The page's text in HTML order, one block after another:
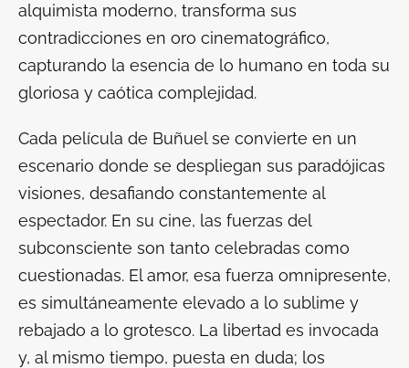
alquimista moderno, transforma sus
contradicciones en oro cinematográfico,
capturando la esencia de lo humano en toda su
gloriosa y caótica complejidad.
Cada película de Buñuel se convierte en un
escenario donde se despliegan sus paradójicas
visiones, desafiando constantemente al
espectador. En su cine, las fuerzas del
subconsciente son tanto celebradas como
cuestionadas. El amor, esa fuerza omnipresente,
es simultáneamente elevado a lo sublime y
rebajado a lo grotesco. La libertad es invocada
y, al mismo tiempo, puesta en duda; los